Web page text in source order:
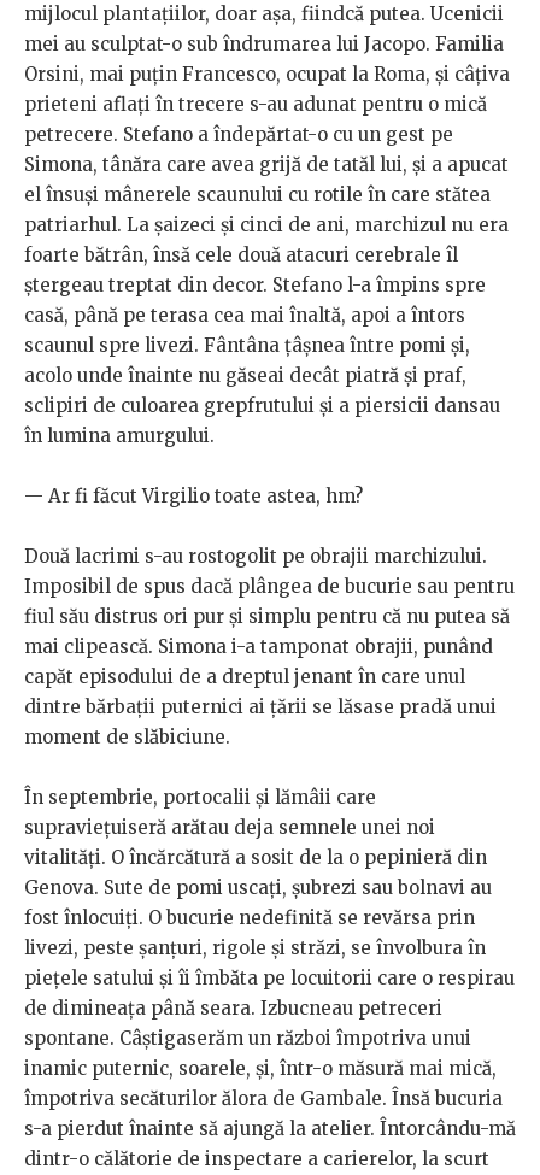
mijlocul plantațiilor, doar așa, fiindcă putea. Ucenicii
mei au sculptat-o sub îndrumarea lui Jacopo. Familia
Orsini, mai puțin Francesco, ocupat la Roma, și câțiva
prieteni aflați în trecere s-au adunat pentru o mică
petrecere. Stefano a îndepărtat-o cu un gest pe
Simona, tânăra care avea grijă de tatăl lui, și a apucat
el însuși mânerele scaunului cu rotile în care stătea
patriarhul. La șaizeci și cinci de ani, marchizul nu era
foarte bătrân, însă cele două atacuri cerebrale îl
ștergeau treptat din decor. Stefano l-a împins spre
casă, până pe terasa cea mai înaltă, apoi a întors
scaunul spre livezi. Fântâna țâșnea între pomi și,
acolo unde înainte nu găseai decât piatră și praf,
sclipiri de culoarea grepfrutului și a piersicii dansau
în lumina amurgului.
— Ar fi făcut Virgilio toate astea, hm?
Două lacrimi s-au rostogolit pe obrajii marchizului.
Imposibil de spus dacă plângea de bucurie sau pentru
fiul său distrus ori pur și simplu pentru că nu putea să
mai clipească. Simona i-a tamponat obrajii, punând
capăt episodului de a dreptul jenant în care unul
dintre bărbații puternici ai țării se lăsase pradă unui
moment de slăbiciune.
În septembrie, portocalii și lămâii care
supraviețuiseră arătau deja semnele unei noi
vitalități. O încărcătură a sosit de la o pepinieră din
Genova. Sute de pomi uscați, șubrezi sau bolnavi au
fost înlocuiți. O bucurie nedefinită se revărsa prin
livezi, peste șanțuri, rigole și străzi, se învolbura în
piețele satului și îi îmbăta pe locuitorii care o respirau
de dimineața până seara. Izbucneau petreceri
spontane. Câștigaserăm un război împotriva unui
inamic puternic, soarele, și, într-o măsură mai mică,
împotriva secăturilor ălora de Gambale. Însă bucuria
s-a pierdut înainte să ajungă la atelier. Întorcându-mă
dintr-o călătorie de inspectare a carierelor, la scurt